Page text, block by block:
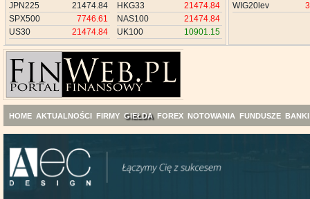
JPN225
21474.84
SPX500
7746.61
US30
21474.84
HKG33
21474.84
NAS100
21474.84
UK100
10901.15
WIG20lev
HOME AKTUALNOŚCI FIRMY GIEŁDA FOREX NOTOWANIA FUNDUSZE BANKI